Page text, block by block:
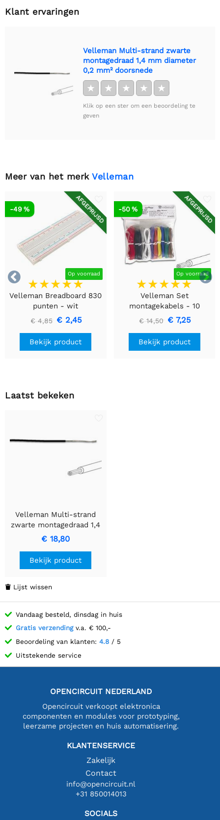
Klant ervaringen
Velleman Multi-strand zwarte
montagedraad 1,4 mm diameter
0,2 mm² doorsnede
★ ★ ★ ★ ★
Klik op een ster om een beoordeling te
geven
Meer van het merk Velleman


AFGEPRIJSD
Op voorraad
-49 %
Velleman Breadboard 830
punten - wit
€ 4,85 € 2,45
Bekijk product
AFGEPRIJSD
Op voorraad
-50 %
Velleman Set
montagekabels - 10
kleuren - 60m - flexibele
kern (multi core)
€ 14,50 € 7,25
Bekijk product
Laatst bekeken
Velleman Multi-strand
zwarte montagedraad 1,4
mm diameter 0,2 mm²
doorsnede
€ 18,80
Bekijk product
 Lijst wissen
Vandaag besteld, dinsdag in huis
Gratis verzendingv.a. € 100,-
Beoordeling van klanten: 4.8 / 5
Uitstekende service
OPENCIRCUIT NEDERLAND
Opencircuit verkoopt elektronica
componenten en modules voor prototyping,
leerzame projecten en huis automatisering.
KLANTENSERVICE
Zakelijk
Contact
info@opencircuit.nl
+31 850014013
SOCIALS